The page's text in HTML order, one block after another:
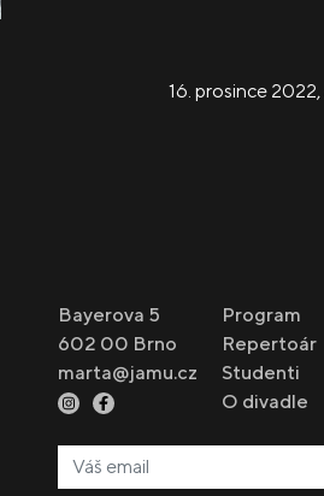
16. prosince 2022,
Bayerova 5
602 00 Brno
marta@jamu.cz
Program
Repertoár
Studenti
O divadle